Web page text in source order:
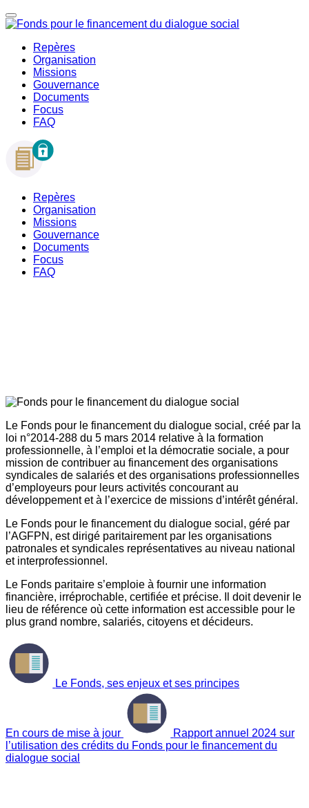
Repères
Organisation
Missions
Gouvernance
Documents
Focus
FAQ
Repères
Organisation
Missions
Gouvernance
Documents
Focus
FAQ
Le Fonds pour le financement du dialogue social, créé par la
loi n°2014-288 du 5 mars 2014 relative à la formation
professionnelle, à l’emploi et la démocratie sociale, a pour
mission de contribuer au financement des organisations
syndicales de salariés et des organisations professionnelles
d’employeurs pour leurs activités concourant au
développement et à l’exercice de missions d’intérêt général.
Le Fonds pour le financement du dialogue social, géré par
l’AGFPN, est dirigé paritairement par les organisations
patronales et syndicales représentatives au niveau national
et interprofessionnel.
Le Fonds paritaire s’emploie à fournir une information
financière, irréprochable, certifiée et précise. Il doit devenir le
lieu de référence où cette information est accessible pour le
plus grand nombre, salariés, citoyens et décideurs.
Le Fonds, ses enjeux et ses principes
En cours de mise à jour
Rapport annuel 2024 sur
l’utilisation des crédits du Fonds pour le financement du
dialogue social